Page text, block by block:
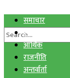
समाचार
स्वास्थ्य
आर्थिक
राजनीति
अन्तर्वार्ता